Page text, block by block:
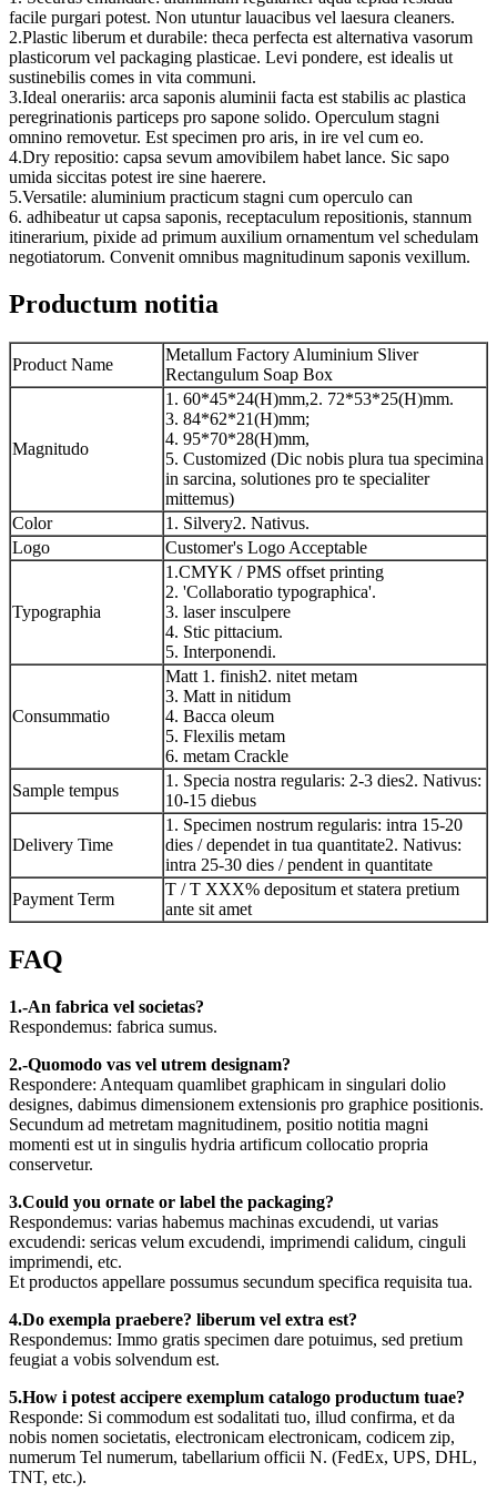
facile purgari potest. Non utuntur lauacibus vel laesura cleaners.
2.Plastic liberum et durabile: theca perfecta est alternativa vasorum
plasticorum vel packaging plasticae. Levi pondere, est idealis ut
sustinebilis comes in vita communi.
3.Ideal onerariis: arca saponis aluminii facta est stabilis ac plastica
peregrinationis particeps pro sapone solido. Operculum stagni
omnino removetur. Est specimen pro aris, in ire vel cum eo.
4.Dry repositio: capsa sevum amovibilem habet lance. Sic sapo
umida siccitas potest ire sine haerere.
5.Versatile: aluminium practicum stagni cum operculo can
6. adhibeatur ut capsa saponis, receptaculum repositionis, stannum
itinerarium, pixide ad primum auxilium ornamentum vel schedulam
negotiatorum. Convenit omnibus magnitudinum saponis vexillum.
Productum notitia
Product Name
Metallum Factory Aluminium Sliver
Rectangulum Soap Box
Magnitudo
1. 60*45*24(H)mm,2. 72*53*25(H)mm.
3. 84*62*21(H)mm;
4. 95*70*28(H)mm,
5. Customized (Dic nobis plura tua specimina
in sarcina, solutiones pro te specialiter
mittemus)
Color
1. Silvery2. Nativus.
Logo
Customer's Logo Acceptable
Typographia
1.CMYK / PMS offset printing
2. 'Collaboratio typographica'.
3. laser insculpere
4. Stic pittacium.
5. Interponendi.
Consummatio
Matt 1. finish2. nitet metam
3. Matt in nitidum
4. Bacca oleum
5. Flexilis metam
6. metam Crackle
Sample tempus
1. Specia nostra regularis: 2-3 dies2. Nativus:
10-15 diebus
Delivery Time
1. Specimen nostrum regularis: intra 15-20
dies / dependet in tua quantitate2. Nativus:
intra 25-30 dies / pendent in quantitate
Payment Term
T / T XXX% depositum et statera pretium
ante sit amet
FAQ
1.-An fabrica vel societas?
Respondemus: fabrica sumus.
2.-Quomodo vas vel utrem designam?
Respondere: Antequam quamlibet graphicam in singulari dolio
designes, dabimus dimensionem extensionis pro graphice positionis.
Secundum ad metretam magnitudinem, positio notitia magni
momenti est ut in singulis hydria artificum collocatio propria
conservetur.
3.Could you ornate or label the packaging?
Respondemus: varias habemus machinas excudendi, ut varias
excudendi: sericas velum excudendi, imprimendi calidum, cinguli
imprimendi, etc.
Et productos appellare possumus secundum specifica requisita tua.
4.Do exempla praebere? liberum vel extra est?
Respondemus: Immo gratis specimen dare potuimus, sed pretium
feugiat a vobis solvendum est.
5.How i potest accipere exemplum catalogo productum tuae?
Responde: Si commodum est sodalitati tuo, illud confirma, et da
nobis nomen societatis, electronicam electronicam, codicem zip,
numerum Tel numerum, tabellarium officii N. (FedEx, UPS, DHL,
TNT, etc.).